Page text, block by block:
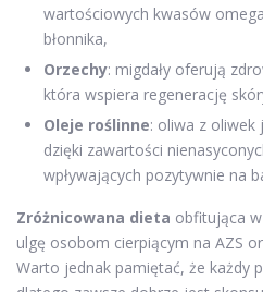
wartościowych kwasów
błonnika,
Orzechy: migdały oferują
która wspiera regenerację
Oleje roślinne: oliwa z oliwek
dzięki zawartości
wpływających pozytywnie na
Zróżnicowana dieta obfitująca
ulgę osobom cierpiącym na AZS
Warto jednak pamiętać, że każdy